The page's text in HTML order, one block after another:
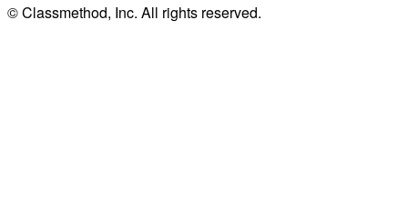
© Classmethod, Inc. All rights reserved.